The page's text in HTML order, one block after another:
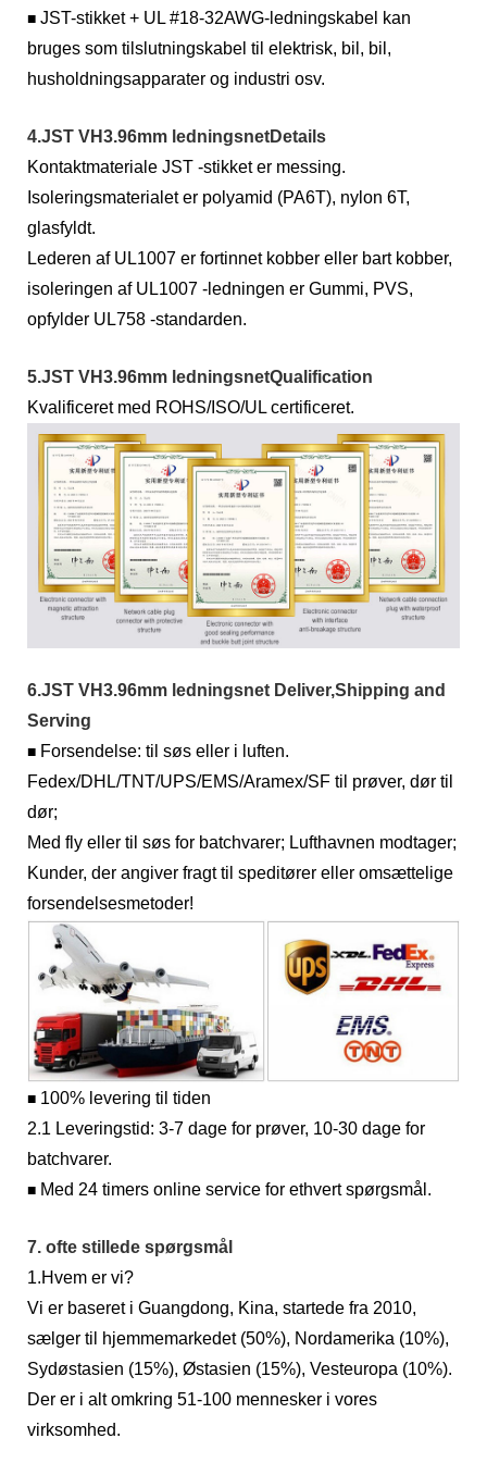
■ JST-stikket + UL #18-32AWG-ledningskabel kan
bruges som tilslutningskabel til elektrisk, bil, bil,
husholdningsapparater og industri osv.
4.JST VH3.96mm ledningsnetDetails
Kontaktmateriale JST -stikket er messing.
Isoleringsmaterialet er polyamid (PA6T), nylon 6T,
glasfyldt.
Lederen af ​​UL1007 er fortinnet kobber eller bart kobber,
isoleringen af ​​UL1007 -ledningen er Gummi, PVS,
opfylder UL758 -standarden.
5.JST VH3.96mm ledningsnetQualification
Kvalificeret med ROHS/ISO/UL certificeret.
6.JST VH3.96mm ledningsnet Deliver,Shipping and
Serving
■ Forsendelse: til søs eller i luften.
Fedex/DHL/TNT/UPS/EMS/Aramex/SF til prøver, dør til
dør;
Med fly eller til søs for batchvarer; Lufthavnen modtager;
Kunder, der angiver fragt til speditører eller omsættelige
forsendelsesmetoder!
■ 100% levering til tiden
2.1 Leveringstid: 3-7 dage for prøver, 10-30 dage for
batchvarer.
■ Med 24 timers online service for ethvert spørgsmål.
7. ofte stillede spørgsmål
1.Hvem er vi?
Vi er baseret i Guangdong, Kina, startede fra 2010,
sælger til hjemmemarkedet (50%), Nordamerika (10%),
Sydøstasien (15%), Østasien (15%), Vesteuropa (10%).
Der er i alt omkring 51-100 mennesker i vores
virksomhed.